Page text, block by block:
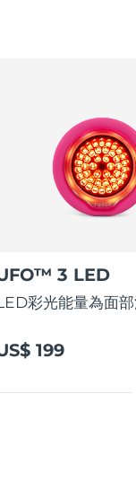
3 LED
彩光能量為面
199